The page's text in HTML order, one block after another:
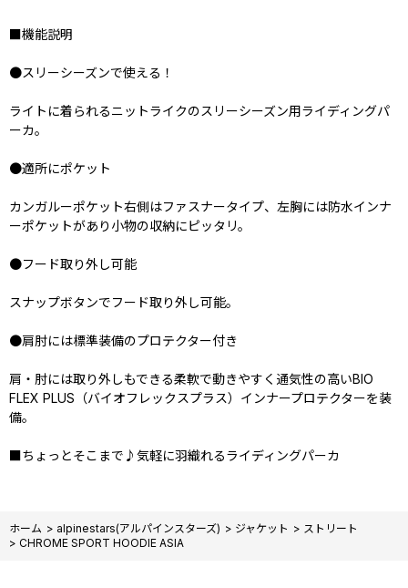
■機能説明
●スリーシーズンで使える！
ライトに着られるニットライクのスリーシーズン用ライディングパ
ーカ。
●適所にポケット
カンガルーポケット右側はファスナータイプ、左胸には防水インナ
ーポケットがあり小物の収納にピッタリ。
●フード取り外し可能
スナップボタンでフード取り外し可能。
●肩肘には標準装備のプロテクター付き
肩・肘には取り外しもできる柔軟で動きやすく通気性の高いBIO
FLEX PLUS（バイオフレックスプラス）インナープロテクターを装
備。
■ちょっとそこまで♪気軽に羽織れるライディングパーカ
ホーム > alpinestars(アルパインスターズ) > ジャケット > ストリート
> CHROME SPORT HOODIE ASIA